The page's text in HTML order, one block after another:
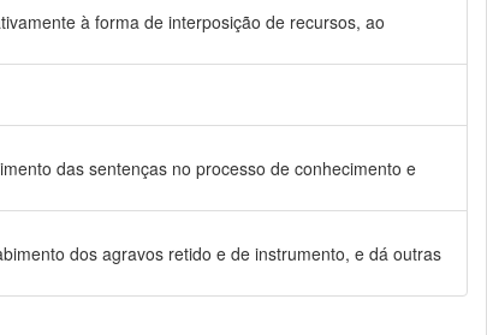
à forma de interposição de recursos, ao
das sentenças no processo de conhecimento e
dos agravos retido e de instrumento, e dá outras